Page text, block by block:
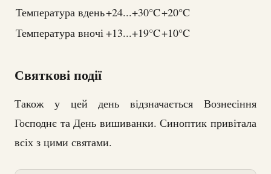
Температура вдень+24...+30°C+20°C
Температура вночі+13...+19°C+10°C
Святкові події
Також у цей день відзначається Вознесіння
Господнє та День вишиванки. Синоптик привітала
всіх з цими святами.